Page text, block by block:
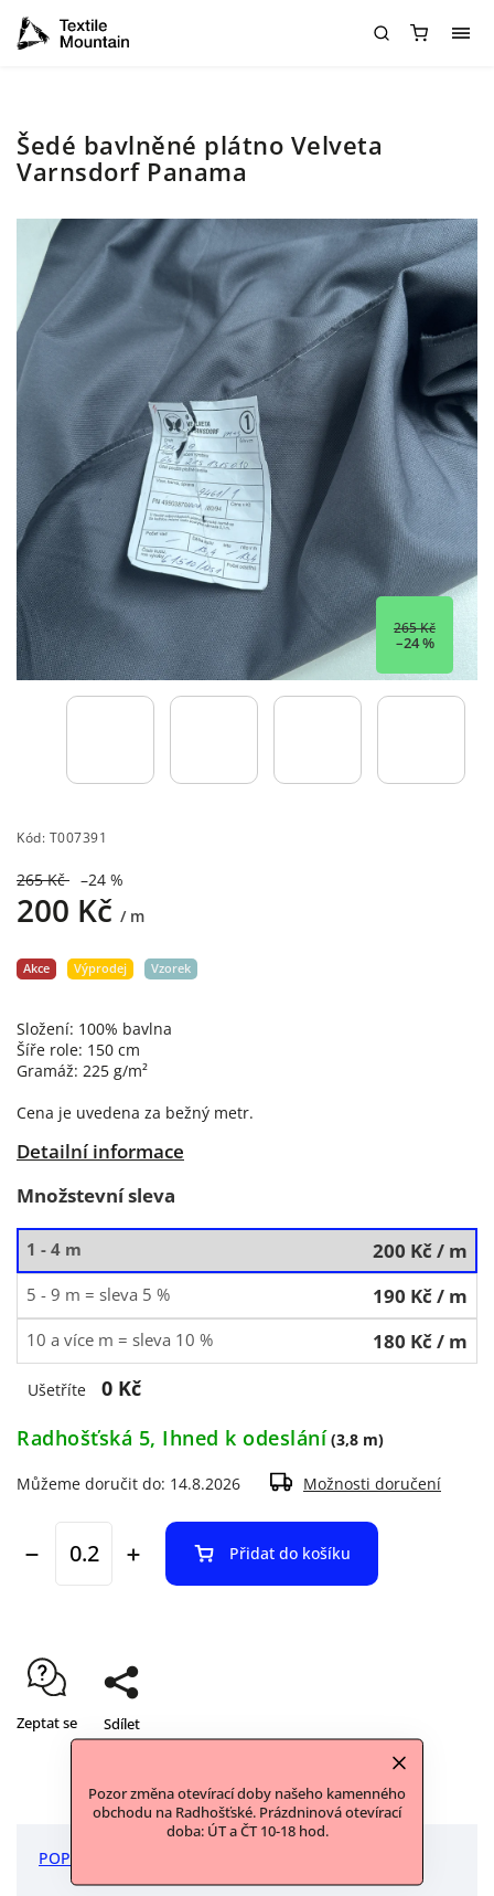
Pozor změna otevírací doby našeho kamenného
obchodu na Radhošťské. Prázdninová otevírací
doba: ÚT a ČT 10-18 hod.
Šedé bavlněné plátno Velveta
Varnsdorf Panama
265 Kč
–24 %
Kód: T007391
265 Kč –24 %
200 Kč / m
Složení: 100% bavlna
Šíře role: 150 cm
Gramáž: 225 g/m²
Cena je uvedena za bežný metr.
Detailní informace
Akce Výprodej Vzorek
Množstevní sleva
1 - 4 m 200 Kč/ m
5 - 9 m = sleva 5 % 190 Kč/ m
10 a více m = sleva 10 % 180 Kč/ m
Ušetříte
0 Kč
Radhošťská 5, Ihned k odeslání (3,8 m)
Můžeme doručit do: 14.8.2026 Možnosti doručení
Přidat do košíku
Zeptat se Sdílet
POPIS